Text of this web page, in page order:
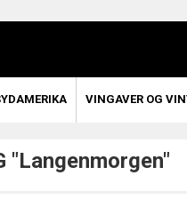
VINGAVER OG
"Langenmorgen"